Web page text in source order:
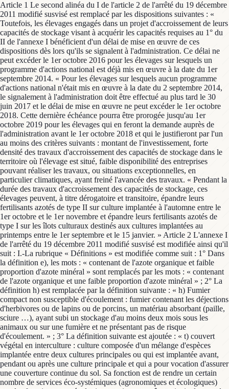
Article 1 Le second alinéa du I de l'article 2 de l'arrêté du 19 décembre
2011 modifié susvisé est remplacé par les dispositions suivantes : «
Toutefois, les élevages engagés dans un projet d'accroissement de leurs
capacités de stockage visant à acquérir les capacités requises au 1° du
II de l'annexe I bénéficient d'un délai de mise en œuvre de ces
dispositions dès lors qu'ils se signalent à l'administration. Ce délai ne
peut excéder le 1er octobre 2016 pour les élevages sur lesquels un
programme d'actions national est déjà mis en œuvre à la date du 1er
septembre 2014. « Pour les élevages sur lesquels aucun programme
d'actions national n'était mis en œuvre à la date du 2 septembre 2014,
le signalement à l'administration doit être effectué au plus tard le 30
juin 2017 et le délai de mise en œuvre ne peut excéder le 1er octobre
2018. Cette dernière échéance pourra être prorogée jusqu'au 1er
octobre 2019 pour les élevages qui en feront la demande auprès de
l'administration avant le 1er octobre 2018 et qui le justifieront par l'un
au moins des critères suivants : montant de l'investissement, forte
densité des travaux d'accroissement des capacités de stockage dans le
territoire où l'élevage est situé, faible disponibilité des entreprises
pouvant réaliser les travaux, ou situations exceptionnelles, en
particulier climatiques, ayant freiné l'avancée des travaux. « Pendant la
durée des travaux d'accroissement des capacités de stockage, ces
élevages peuvent, à titre dérogatoire et transitoire, épandre leurs
fertilisants azotés de type II sur culture implantée à l'automne entre le
1er octobre et le 1er novembre et épandre leurs fertilisants azotés de
type I sur les îlots culturaux destinés aux cultures implantées au
printemps entre le 1er septembre et le 15 janvier. » Article 2 L'annexe I
de l'arrêté du 19 décembre 2011 modifié susvisé est modifiée ainsi qu'il
suit : I.-La rubrique « Définitions » est modifiée comme suit : 1° Dans
la définition e), les mots : « contenant de l'azote organique et faible
proportion d'azote minéral » sont remplacés par les mots : « contenant
de l'azote organique et une faible proportion d'azote minéral » ; 2° La
définition h) est remplacée par la définition suivante : « h) Fumier
compact non susceptible d'écoulement : fumier contenant les déjections
d'herbivores ou de lapins ou de porcins, un matériau absorbant (paille,
sciure …), ayant subi un stockage d'au moins deux mois sous les
animaux ou sur une fumière et ne présentant pas de risque
d'écoulement. » ; 3° La définition suivante est ajoutée : « t) couvert
végétal en interculture : culture composée d'un mélange d'espèces
implantée entre deux cultures principales ou qui est implantée avant,
pendant ou après une culture principale et qui a pour vocation d'assurer
une couverture continue du sol. Sa fonction est de rendre un certain
nombre de services éco-systémiques (agronomiques et écologiques)